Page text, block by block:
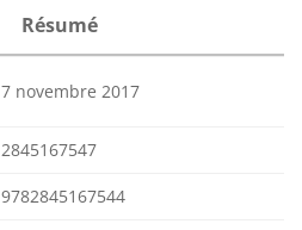
Résumé
7 novembre 2017
2845167547
9782845167544